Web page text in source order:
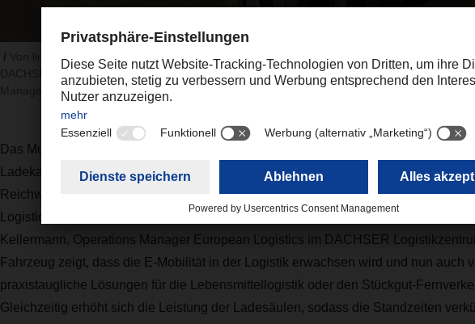
Von links nach rechts: Daniel Lewandowski, Team Leader Own Fleet & Delegate of the
DACHSER Hamburg, Christoph Kellermann, Operations Manager DACHSER Hamburg, Ralf
Manager DACHSER Hamburg, Marcel Osse, Customer Service Consultant, Volvo Trucks
Das Modell entstammt einer neuen Fahrzeuggeneration und ist mit einem Akku von
Ladekapazität ausstattet. Dieser versorgt zuverlässig das Kühlaggregat und
Reichweite von rund 300 Kilometern. „Mit dem E-Lkw können wir eine komplette
Logistics-Verteilung fahren und ein Diesel-Fahrzeug mit Kühlaggregat ersetzen“,
Kellermann, Operations Manager European Logistics im DACHSER
Fahrzeug zeigt, dass die E-Mobilität in der Logistik erwachsen wird und nun auch
praxistaugliche Lösungen für die Lebensmittellogistik oder den Stückgut-
Gleichzeitig erhöht sich die Leistung der Ladesäulen, sodass die Standzeiten